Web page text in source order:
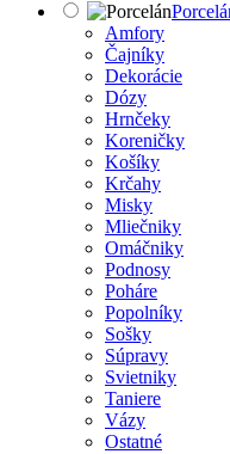
Amfory
Čajníky
Dekorácie
Dózy
Hrnčeky
Koreničky
Košíky
Krčahy
Misky
Mliečniky
Omáčniky
Podnosy
Poháre
Popolníky
Sošky
Súpravy
Svietniky
Taniere
Vázy
Ostatné